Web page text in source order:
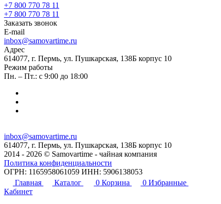
+7 800 770 78 11
+7 800 770 78 11
Заказать звонок
E-mail
inbox@samovartime.ru
Адрес
614077, г. Пермь, ул. Пушкарская, 138Б корпус 10
Режим работы
Пн. – Пт.: с 9:00 до 18:00
inbox@samovartime.ru
614077, г. Пермь, ул. Пушкарская, 138Б корпус 10
2014 - 2026 © Samovartime - чайная компания
Политика конфиденциальности
ОГРН: 1165958061059 ИНН: 5906138053
Главная
Каталог 0 Корзина 0 Избранные
Кабинет